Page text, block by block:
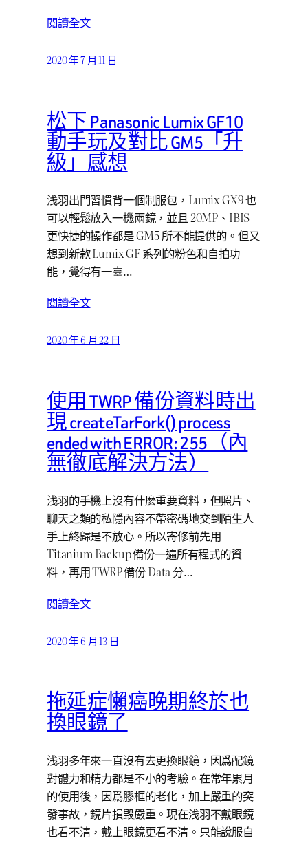
閱讀全文
2020 年 7 月 11 日
松下 Panasonic Lumix GF10
動手玩及對比 GM5「升
級」感想
浅羽出門習慣背一個制服包，Lumix GX9 也
可以輕鬆放入一機兩鏡，並且 20MP、IBIS
更快捷的操作都是 GM5 所不能提供的。但又
想到新款 Lumix GF 系列的粉色和自拍功
能，覺得有一臺…
閱讀全文
2020 年 6 月 22 日
使用 TWRP 備份資料時出
現 createTarFork() process
ended with ERROR: 255（內
無徹底解決方法）
浅羽的手機上沒有什麼重要資料，但照片、
聊天之類的私隱內容不帶密碼地交到陌生人
手上終歸是不放心。所以寄修前先用
Titanium Backup 備份一遍所有程式的資
料，再用 TWRP 備份 Data 分…
閱讀全文
2020 年 6 月 13 日
拖延症懶癌晚期終於也
換眼鏡了
浅羽多年來一直沒有去更換眼鏡，因爲配鏡
對體力和精力都是不小的考驗。在常年累月
的使用後，因爲膠框的老化，加上嚴重的突
發事故，鏡片損毀嚴重。現在浅羽不戴眼鏡
也看不清，戴上眼鏡更看不清。只能說服自